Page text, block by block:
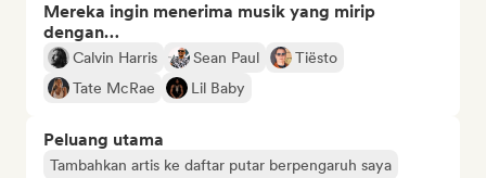
Mereka ingin menerima musik yang mirip
dengan…
Calvin Harris Sean Paul
Tiësto
Tate McRae
Lil Baby
Peluang utama
Tambahkan artis ke daftar putar berpengaruh saya